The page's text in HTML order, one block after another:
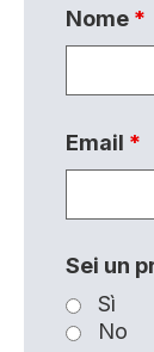
Nome *
Email *
Sei un
Sì
No